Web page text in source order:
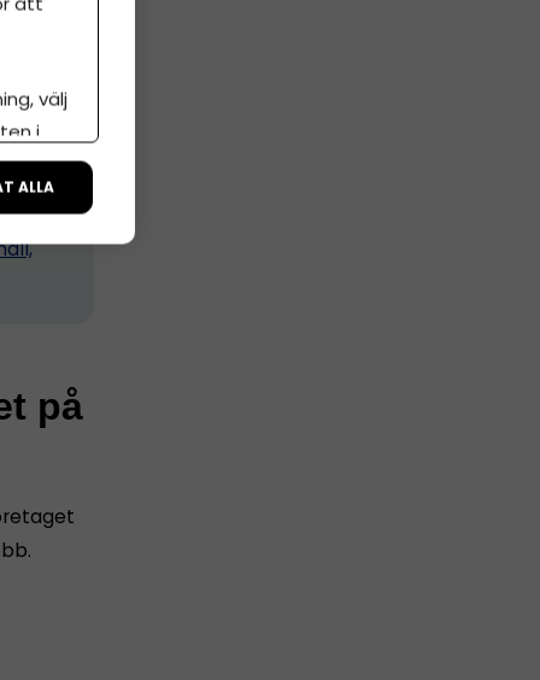
hur
bas.
på
välj
i
ALLA